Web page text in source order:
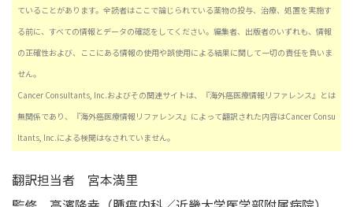
ていることがあります。全読者はここで論じられている薬物の投与、治療、処置を実施す
る前に、すべての情報とデータの確認をしてください。編集者、出版者のいずれも、情報
の正確性および、ここにある情報の使用や誤使用による結果に関して一切の責任を負いま
せん。
Cancer Consultants, Inc.およびその関連サイトは、『海外癌医療情報リファレンス』とは
無関係であり、『海外癌医療情報リファレンス』によって翻訳された内容はCancer Consu
ltants, Inc.による検閲はなされていません。
翻訳担当者 宮本満里